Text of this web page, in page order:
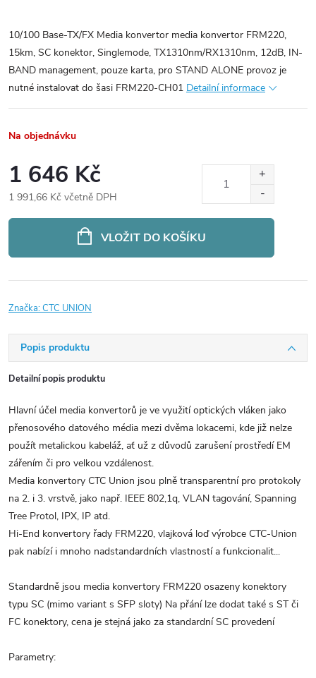
10/100 Base-TX/FX Media konvertor media konvertor FRM220,
15km, SC konektor, Singlemode, TX1310nm/RX1310nm, 12dB, IN-
BAND management, pouze karta, pro STAND ALONE provoz je
nutné instalovat do šasi FRM220-CH01 Detailní informace
Na objednávku
1 646 Kč
1 991,66 Kč včetně DPH
VLOŽIT DO KOŠÍKU
Značka:CTC UNION
Popis produktu
Detailní popis produktu
Hlavní účel media konvertorů je ve využití optických vláken jako
přenosového datového média mezi dvěma lokacemi, kde již nelze
použít metalickou kabeláž, ať už z důvodů zarušení prostředí EM
zářením či pro velkou vzdálenost.
Media konvertory CTC Union jsou plně transparentní pro protokoly
na 2. i 3. vrstvě, jako např. IEEE 802,1q, VLAN tagování, Spanning
Tree Protol, IPX, IP atd.
Hi-End konvertory řady FRM220, vlajková loď výrobce CTC-Union
pak nabízí i mnoho nadstandardních vlastností a funkcionalit...
Standardně jsou media konvertory FRM220 osazeny konektory
typu SC (mimo variant s SFP sloty) Na přání lze dodat také s ST či
FC konektory, cena je stejná jako za standardní SC provedení
Parametry: